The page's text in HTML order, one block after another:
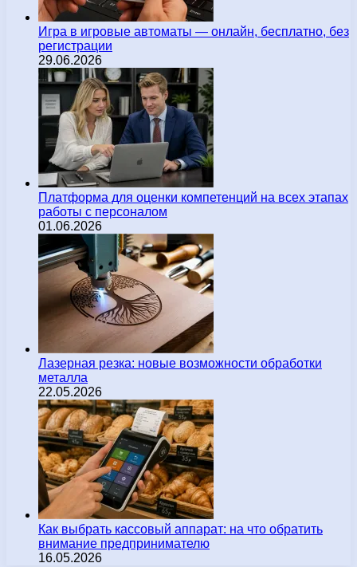
Игра в игровые автоматы — онлайн, бесплатно, без
регистрации
29.06.2026
Платформа для оценки компетенций на всех этапах
работы с персоналом
01.06.2026
Лазерная резка: новые возможности обработки
металла
22.05.2026
Как выбрать кассовый аппарат: на что обратить
внимание предпринимателю
16.05.2026